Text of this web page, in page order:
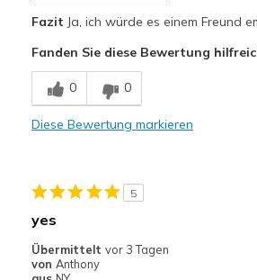
Stylish
Geeignete Verwendung
Casual Wear
Going Out
Width
Sizing
View On Shoes
Fazit Ja, ich würde es einem Freund
Fanden Sie diese Bewertung
0 0
Diese Bewertung markieren
5
yes
Übermittelt vor 3 Tagen
von Anthony